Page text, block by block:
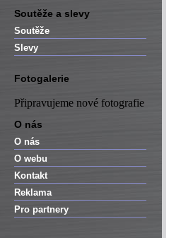
Soutěže a slevy
Soutěže
Slevy
Fotogalerie
Připravujeme nové fotografie
O nás
O nás
O webu
Kontakt
Reklama
Pro partnery